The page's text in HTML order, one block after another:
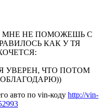
НЕ ПОМОЖЕШЬ С
КАК У ТЯ
УВЕРЕН, ЧТО ПОТОМ
авто по vin-коду http://vin-